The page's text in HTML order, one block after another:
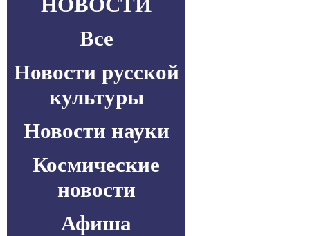
Все
Новости русской
культуры
Новости науки
Космические
новости
Афиша